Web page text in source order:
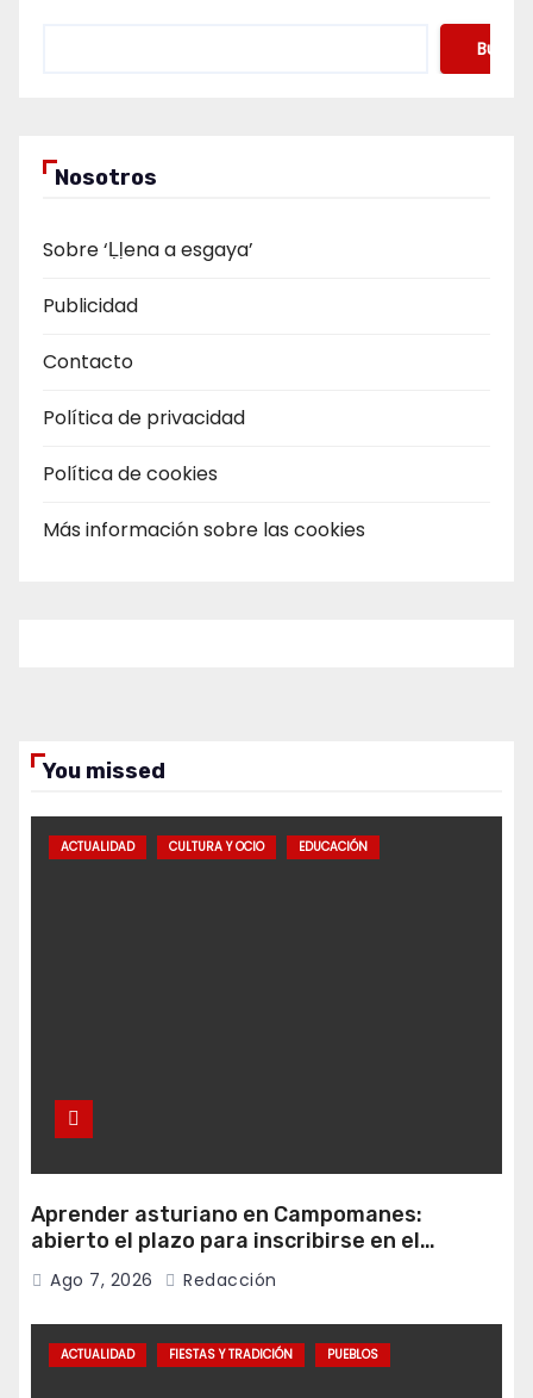
Buscar
Nosotros
Sobre ‘Ḷḷena a esgaya’
Publicidad
Contacto
Política de privacidad
Política de cookies
Más información sobre las cookies
You missed
ACTUALIDAD CULTURA Y OCIO EDUCACIÓN
Aprender asturiano en Campomanes:
abierto el plazo para inscribirse en el
programa Falamos
Ago 7, 2026 Redacción
ACTUALIDAD FIESTAS Y TRADICIÓN PUEBLOS